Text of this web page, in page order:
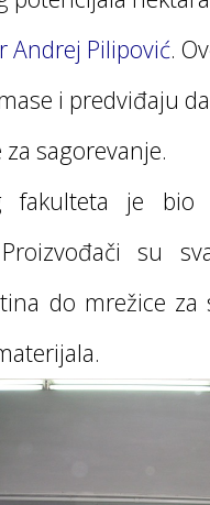
Andrej Pilipović.
i predviđaju
sagorevanje.
fakulteta je
su
do mrežice za